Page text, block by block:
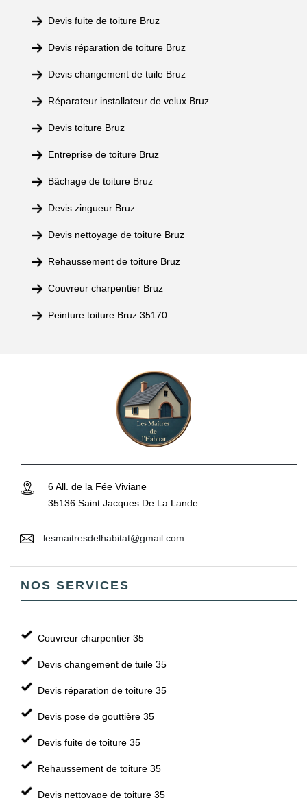
Devis fuite de toiture Bruz
Devis réparation de toiture Bruz
Devis changement de tuile Bruz
Réparateur installateur de velux Bruz
Devis toiture Bruz
Entreprise de toiture Bruz
Bâchage de toiture Bruz
Devis zingueur Bruz
Devis nettoyage de toiture Bruz
Rehaussement de toiture Bruz
Couvreur charpentier Bruz
Peinture toiture Bruz 35170
6 All. de la Fée Viviane
35136 Saint Jacques De La Lande
lesmaitresdelhabitat@gmail.com
NOS SERVICES
Couvreur charpentier 35
Devis changement de tuile 35
Devis réparation de toiture 35
Devis pose de gouttière 35
Devis fuite de toiture 35
Rehaussement de toiture 35
Devis nettoyage de toiture 35